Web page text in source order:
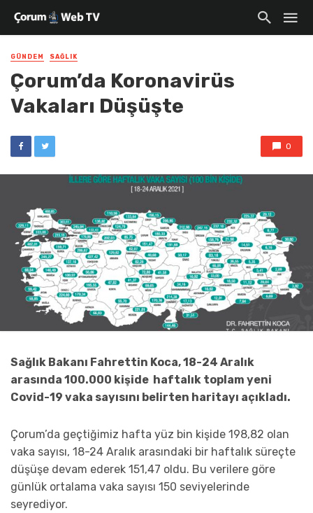
GÜNDEM SAĞLIK
Çorum’da Koronavirüs
Vakaları Düşüşte
0
Sağlık Bakanı Fahrettin Koca, 18-24 Aralık
arasında 100.000 kişide haftalık toplam yeni
Covid-19 vaka sayısını belirten haritayı açıkladı.
Çorum’da geçtiğimiz hafta yüz bin kişide 198,82 olan
vaka sayısı, 18-24 Aralık arasındaki bir haftalık süreçte
düşüşe devam ederek 151,47 oldu. Bu verilere göre
günlük ortalama vaka sayısı 150 seviyelerinde
seyrediyor.